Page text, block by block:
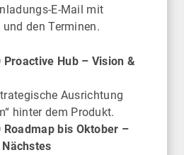
E-Mail mit
den Terminen.
Hub – Vision &
Ausrichtung
hinter dem Produkt.
bis Oktober –